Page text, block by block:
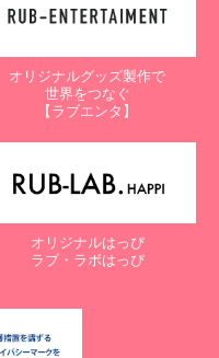
オリジナルグッズ製作で
世界をつなぐ
【ラブエンタ】
オリジナルはっぴ
ラブ・ラボはっぴ